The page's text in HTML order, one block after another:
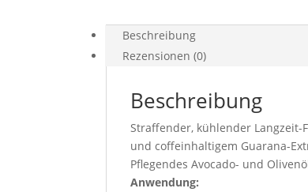
Beschreibung
Rezensionen (0)
Beschreibung
Straffender, kühlender
und coffeinhaltigem Guarana-
Pflegendes Avocado- und
Anwendung: